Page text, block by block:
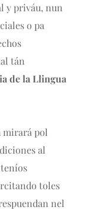
y priváu, nun
o pa
tán
de la Llingua
mirará pol
al
toles
nel